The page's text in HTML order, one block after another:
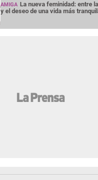
AMIGA La nueva feminidad: entre
y el deseo de una vida más